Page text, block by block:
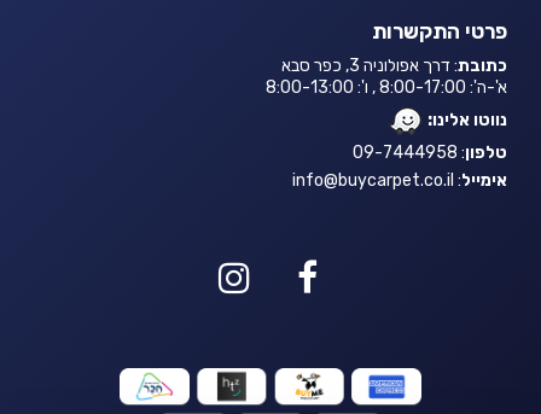
פרטי התקשרות
כתובת: דרך אפולוניה 3, כפר סבא
א'-ה': 8:00-17:00 , ו': 8:00-13:00
נווטו אלינו:
טלפון: 09-7444958
אימייל:
info@buycarpet.co.il